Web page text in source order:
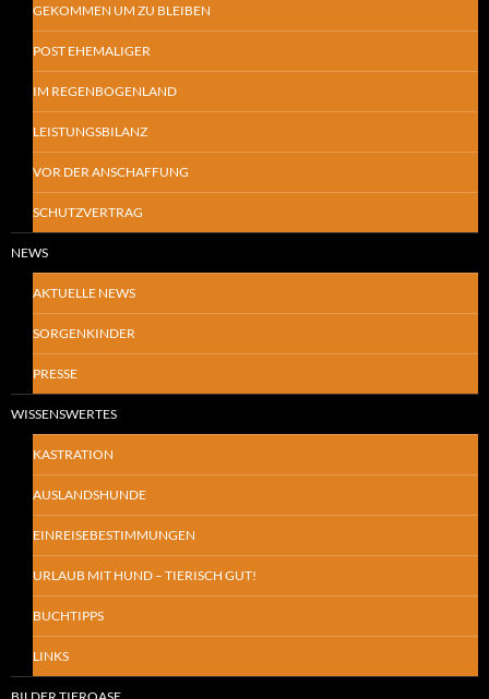
GEKOMMEN UM ZU BLEIBEN
POST EHEMALIGER
IM REGENBOGENLAND
LEISTUNGSBILANZ
VOR DER ANSCHAFFUNG
SCHUTZVERTRAG
NEWS
AKTUELLE NEWS
SORGENKINDER
PRESSE
WISSENSWERTES
KASTRATION
AUSLANDSHUNDE
EINREISEBESTIMMUNGEN
URLAUB MIT HUND – TIERISCH GUT!
BUCHTIPPS
LINKS